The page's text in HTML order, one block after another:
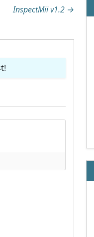
InspectMii v1.2 →